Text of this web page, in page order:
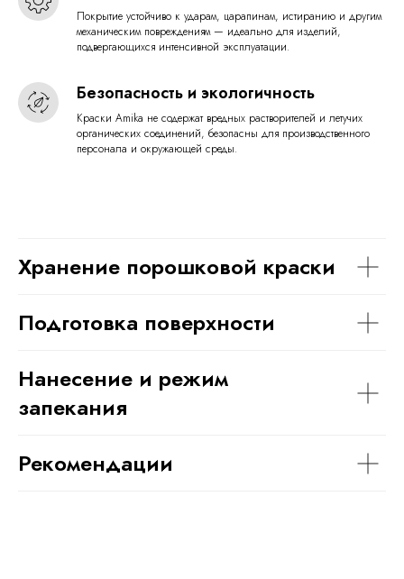
Покрытие устойчиво к ударам, царапинам, истиранию и другим
механическим повреждениям — идеально для изделий,
подвергающихся интенсивной эксплуатации.
Безопасность и экологичность
Краски Amika не содержат вредных растворителей и летучих
органических соединений, безопасны для производственного
персонала и окружающей среды.
Хранение порошковой краски
Подготовка поверхности
Нанесение и режим
запекания
Рекомендации